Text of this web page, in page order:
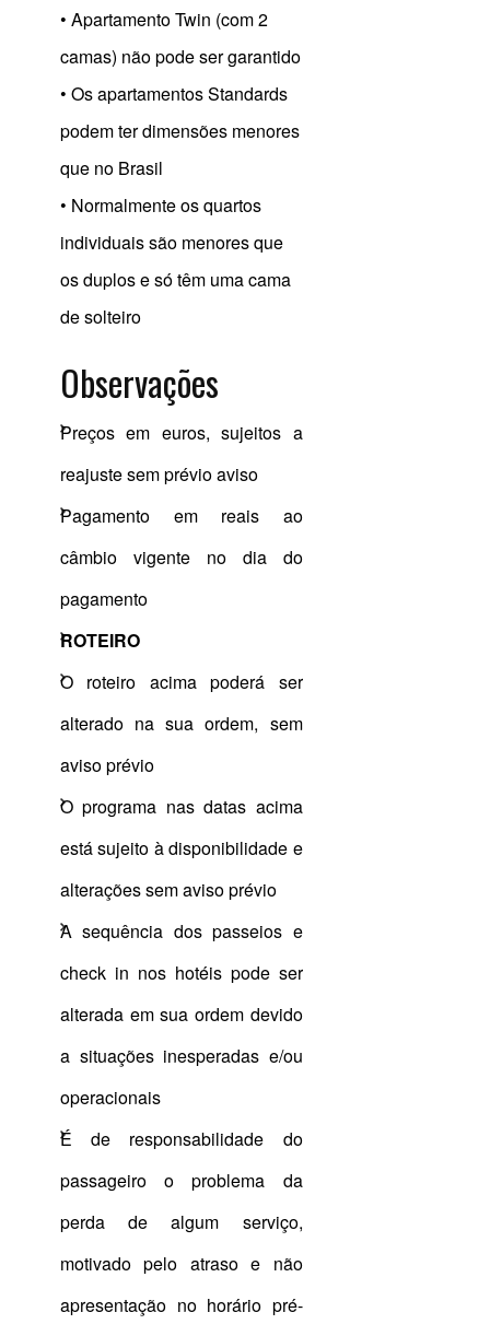
• Apartamento Twin (com 2
camas) não pode ser garantido
• Os apartamentos Standards
podem ter dimensões menores
que no Brasil
• Normalmente os quartos
individuais são menores que
os duplos e só têm uma cama
de solteiro
Observações
Preços em euros, sujeitos a
reajuste sem prévio aviso
Pagamento em reais ao
câmbio vigente no dia do
pagamento
ROTEIRO
O roteiro acima poderá ser
alterado na sua ordem, sem
aviso prévio
O programa nas datas acima
está sujeito à disponibilidade e
alterações sem aviso prévio
A sequência dos passeios e
check in nos hotéis pode ser
alterada em sua ordem devido
a situações inesperadas e/ou
operacionais
É de responsabilidade do
passageiro o problema da
perda de algum serviço,
motivado pelo atraso e não
apresentação no horário pré-